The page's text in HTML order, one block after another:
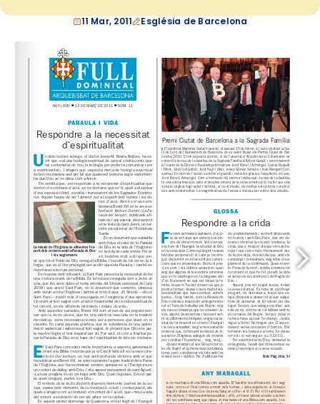
11 Mar, 2011 Església de Barcelona